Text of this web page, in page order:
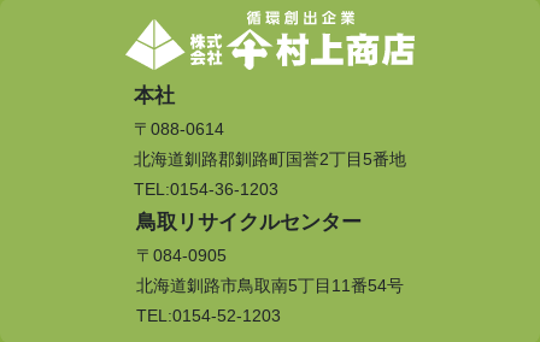
本社
〒088-0614
北海道釧路郡釧路町国誉2丁目5番地
TEL:0154-36-1203
鳥取リサイクルセンター
〒084-0905
北海道釧路市鳥取南5丁目11番54号
TEL:0154-52-1203